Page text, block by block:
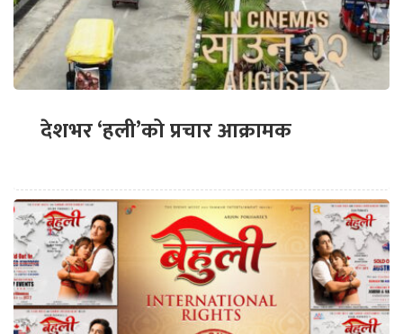
देशभर ‘हली’को प्रचार आक्रामक